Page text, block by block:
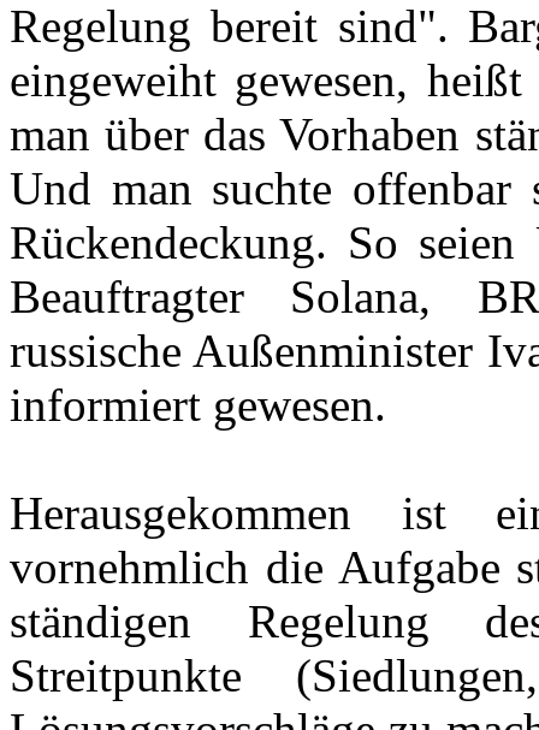
Regelung bereit sind".
eingeweiht gewesen,
man über das Vorhaben
Und man suchte offenbar
Rückendeckung. So
Beauftragter Solana,
russische Außenminister
informiert gewesen.
Herausgekommen ist
vornehmlich die Aufgabe
ständigen Regelung
Streitpunkte